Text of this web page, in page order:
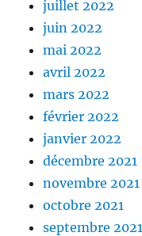
juillet 2022
juin 2022
mai 2022
avril 2022
mars 2022
février 2022
janvier 2022
décembre 2021
novembre 2021
octobre 2021
septembre 2021